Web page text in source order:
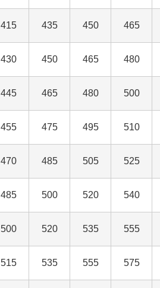
415 435 450 465
430 450 465 480
445 465 480 500
455 475 495 510
470 485 505 525
485 500 520 540
500 520 535 555
515 535 555 575